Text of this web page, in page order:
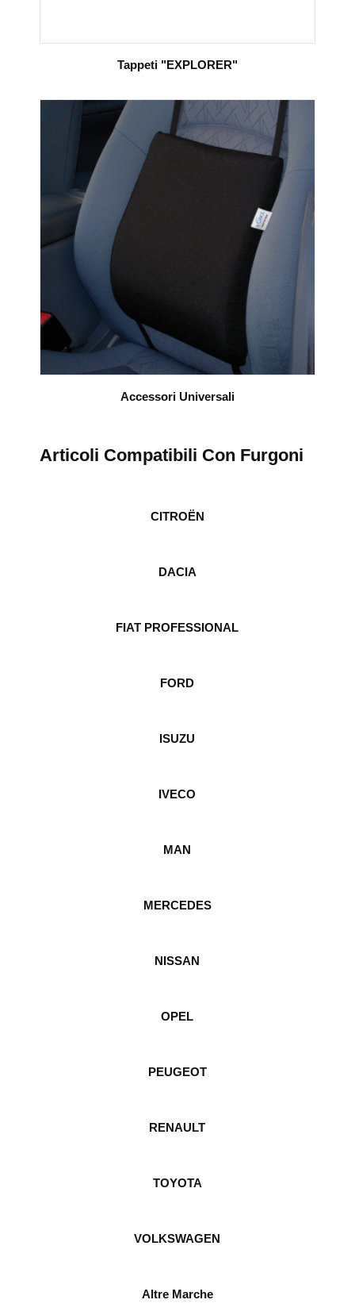
Tappeti "EXPLORER"
Accessori Universali
Articoli Compatibili Con Furgoni
CITROËN
DACIA
FIAT PROFESSIONAL
FORD
ISUZU
IVECO
MAN
MERCEDES
NISSAN
OPEL
PEUGEOT
RENAULT
TOYOTA
VOLKSWAGEN
Altre Marche